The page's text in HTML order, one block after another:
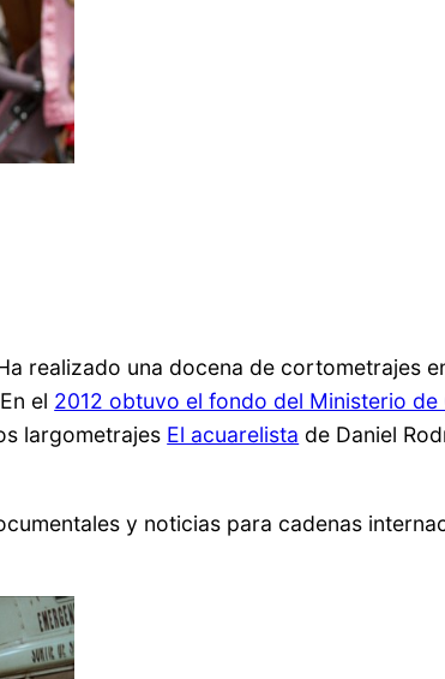
realizado una docena de cortometrajes
el 2012 obtuvo el fondo del Ministerio de
largometrajes El acuarelista de Daniel
y noticias para cadenas